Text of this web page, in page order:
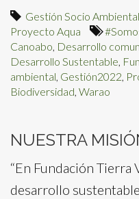
Gestión Socio Ambiental
Proyecto Aqua
Canoabo, Desarrollo
Desarrollo Sustentable,
ambiental, Gestión2022,
Biodiversidad, Warao
NUESTRA
“En Fundación Tierra
desarrollo